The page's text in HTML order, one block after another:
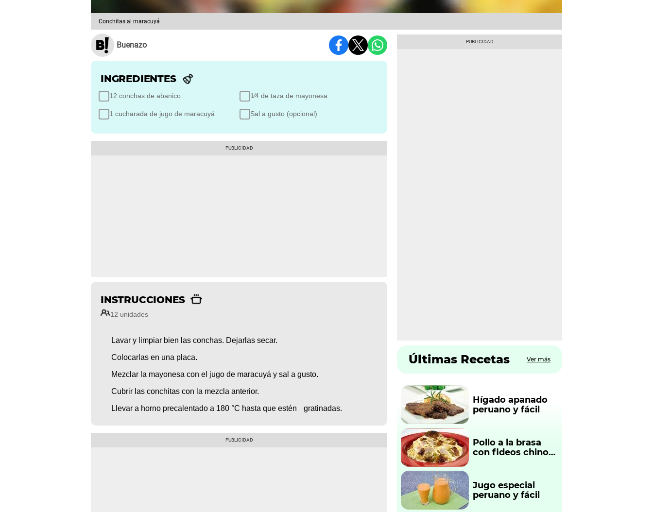
Conchitas al maracuyá
Buenazo
INGREDIENTES
12 conchas de abanico
1 cucharada de jugo de maracuyá
1⁄4 de taza de mayonesa
Sal a gusto (opcional)
INSTRUCCIONES
12 unidades
Lavar y limpiar bien las conchas. Dejarlas secar.
Colocarlas en una placa.
Mezclar la mayonesa con el jugo de maracuyá y sal a gusto.
Cubrir las conchitas con la mezcla anterior.
Llevar a horno precalentado a 180 °C hasta que estén gratinadas.
Últimas Recetas Ver más
Hígado apanado
peruano y fácil
Pollo a la brasa
con fideos chinos
Jugo especial
peruano y fácil